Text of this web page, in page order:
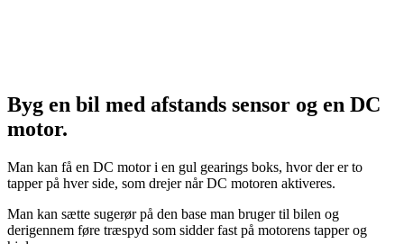
Byg en bil med afstands sensor og en DC
motor.
Man kan få en DC motor i en gul gearings boks, hvor der er to
tapper på hver side, som drejer når DC motoren aktiveres.
Man kan sætte sugerør på den base man bruger til bilen og
derigennem føre træspyd som sidder fast på motorens tapper og